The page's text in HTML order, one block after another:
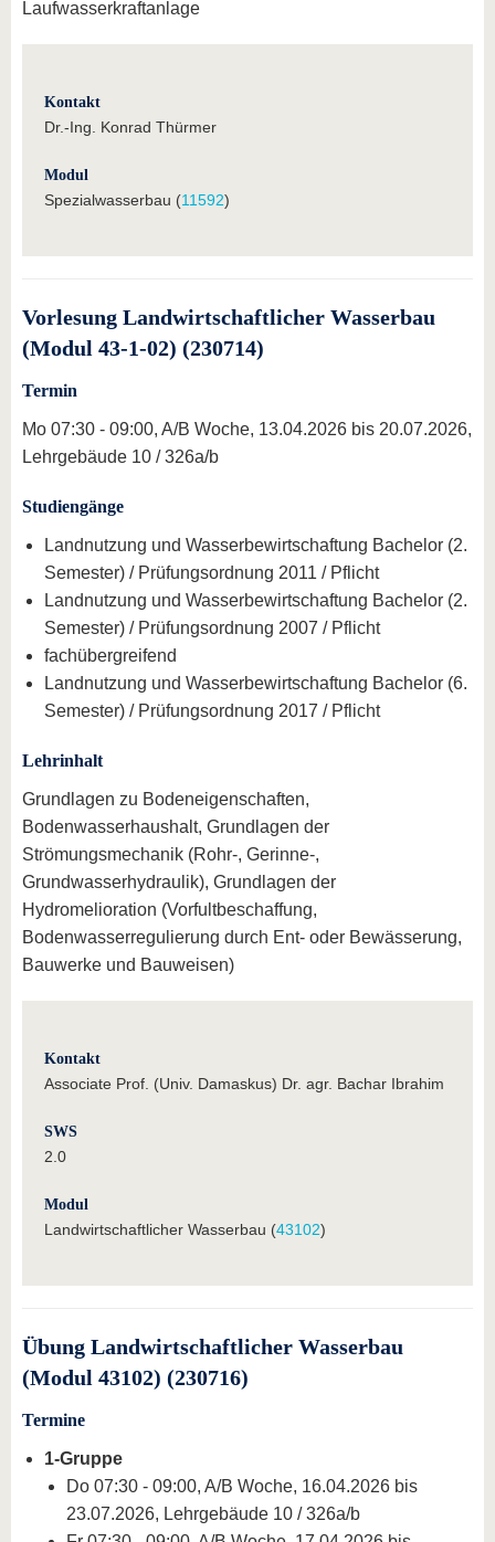
Laufwasserkraftanlage
Kontakt
Dr.-Ing. Konrad Thürmer
Modul
Spezialwasserbau (11592)
Vorlesung Landwirtschaftlicher Wasserbau
(Modul 43-1-02) (230714)
Termin
Mo 07:30 - 09:00, A/B Woche, 13.04.2026 bis 20.07.2026,
Lehrgebäude 10 / 326a/b
Studiengänge
Landnutzung und Wasserbewirtschaftung Bachelor (2.
Semester) / Prüfungsordnung 2011 / Pflicht
Landnutzung und Wasserbewirtschaftung Bachelor (2.
Semester) / Prüfungsordnung 2007 / Pflicht
fachübergreifend
Landnutzung und Wasserbewirtschaftung Bachelor (6.
Semester) / Prüfungsordnung 2017 / Pflicht
Lehrinhalt
Grundlagen zu Bodeneigenschaften,
Bodenwasserhaushalt, Grundlagen der
Strömungsmechanik (Rohr-, Gerinne-,
Grundwasserhydraulik), Grundlagen der
Hydromelioration (Vorfultbeschaffung,
Bodenwasserregulierung durch Ent- oder Bewässerung,
Bauwerke und Bauweisen)
Kontakt
Associate Prof. (Univ. Damaskus) Dr. agr. Bachar Ibrahim
SWS
2.0
Modul
Landwirtschaftlicher Wasserbau (43102)
Übung Landwirtschaftlicher Wasserbau
(Modul 43102) (230716)
Termine
1-Gruppe
Do 07:30 - 09:00, A/B Woche, 16.04.2026 bis
23.07.2026, Lehrgebäude 10 / 326a/b